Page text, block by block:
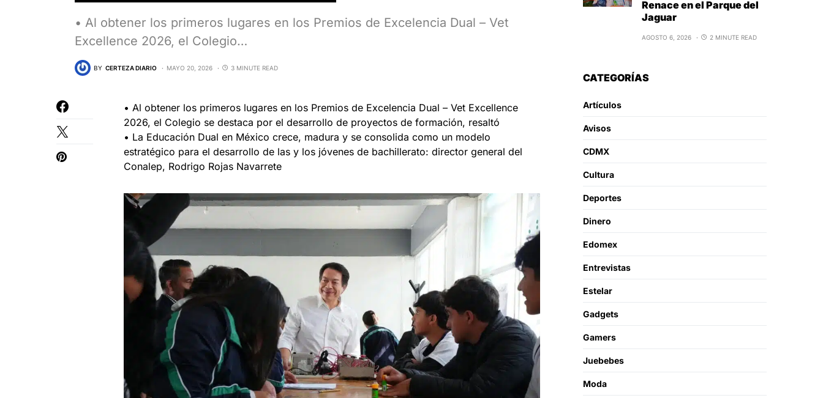
• Al obtener los primeros lugares en los Premios de Excelencia Dual – Vet
Excellence 2026, el Colegio…
BY CERTEZA DIARIO MAYO 20, 2026 3 MINUTE READ
• Al obtener los primeros lugares en los Premios de Excelencia Dual – Vet Excellence
2026, el Colegio se destaca por el desarrollo de proyectos de formación, resaltó
• La Educación Dual en México crece, madura y se consolida como un modelo
estratégico para el desarrollo de las y los jóvenes de bachillerato: director general del
Conalep, Rodrigo Rojas Navarrete
Renace en el Parque del
Jaguar
AGOSTO 6, 2026 2 MINUTE READ
CATEGORÍAS
Artículos
Avisos
CDMX
Cultura
Deportes
Dinero
Edomex
Entrevistas
Estelar
Gadgets
Gamers
Juebebes
Moda